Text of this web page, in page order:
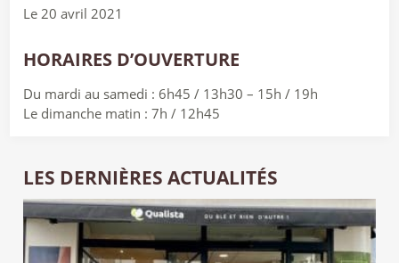
Le 20 avril 2021
HORAIRES D’OUVERTURE
Du mardi au samedi : 6h45 / 13h30 – 15h / 19h
Le dimanche matin : 7h / 12h45
LES DERNIÈRES ACTUALITÉS